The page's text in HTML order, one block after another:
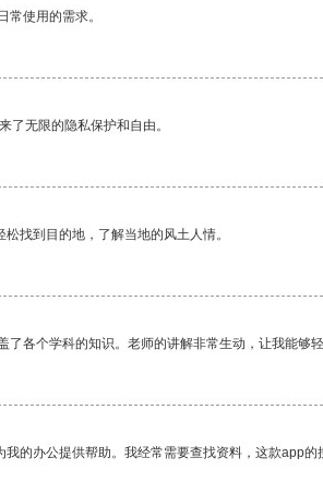
常使用的需求。
了无限的隐私保护和自由。
找到目的地，了解当地的风土人情。
各个学科的知识。老师的讲解非常生动，让我能够轻
的办公提供帮助。我经常需要查找资料，这款app的